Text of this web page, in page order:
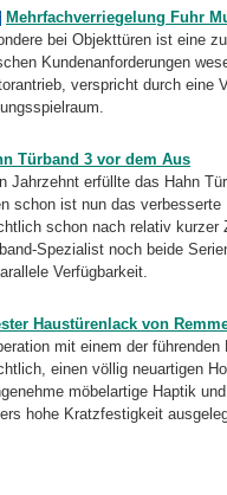
Mehrfachverriegelung Fuhr
bei Objekttüren ist eine
Kundenanforderungen
verspricht durch eine
Türband 3 vor dem Aus
Jahrzehnt erfüllte das Hahn
schon ist nun das
schon nach relativ kurzer
Spezialist noch beide
Verfügbarkeit.
Haustürenlack von
mit einem der
einen völlig neuartigen
möbelartige Haptik
hohe Kratzfestigkeit